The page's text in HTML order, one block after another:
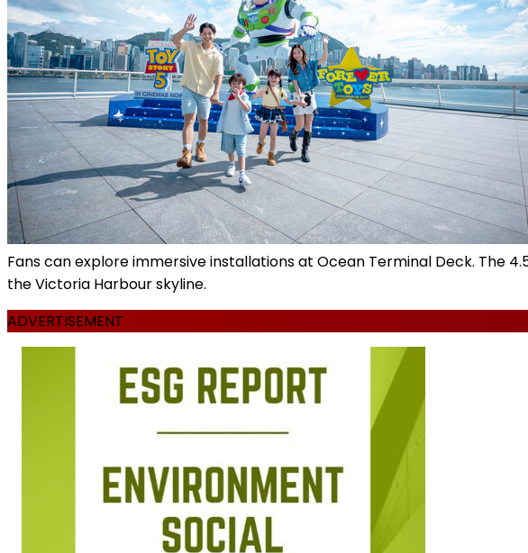
Fans can explore immersive installations at Ocean Terminal Deck. The
the Victoria Harbour skyline.
ADVERTISEMENT